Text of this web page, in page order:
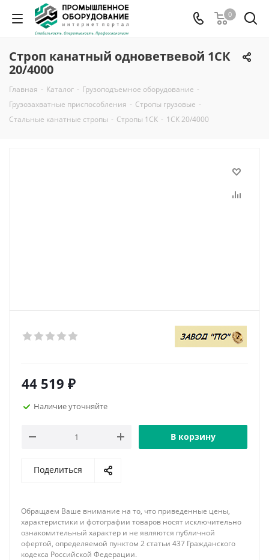
0
Строп канатный одноветвевой 1СК
20/4000
Главная - Каталог - Грузоподъемное оборудование -
Грузозахватные приспособления - Стропы грузовые -
Стальные канатные стропы - Стропы 1СК - 1СК 20/4000
44 519 ₽
Наличие уточняйте
В корзину
Поделиться
Обращаем Ваше внимание на то, что приведенные цены,
характеристики и фотографии товаров носят исключительно
ознакомительный характер и не являются публичной
офертой, определяемой пунктом 2 статьи 437 Гражданского
кодекса Российской Федерации.